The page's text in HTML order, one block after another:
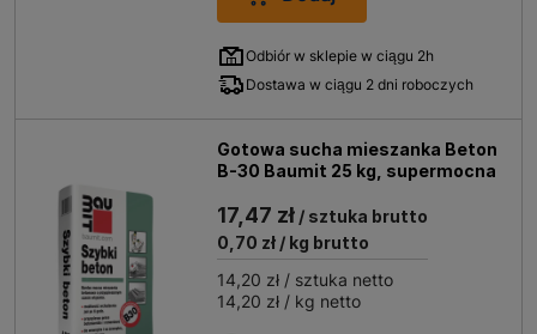
Odbiór w sklepie w ciągu 2h
Dostawa w ciągu 2 dni roboczych
Gotowa sucha mieszanka Beton
B-30 Baumit 25 kg, supermocna
17,47 zł / sztuka brutto
0,70 zł / kg brutto
14,20 zł / sztuka netto
14,20 zł / kg netto